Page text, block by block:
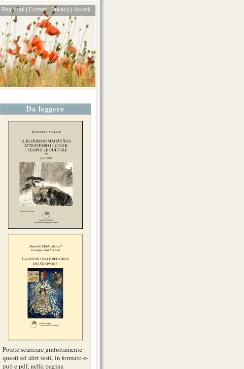
Registrati | Contatti | Privacy | Accedi
Da leggere
Potete scaricare gratuitamente
questi ed altri testi, in formato e-
pub e pdf, nella pagina